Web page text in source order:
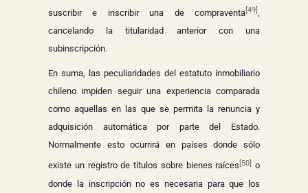
suscribir e inscribir una de compraventa[49],
cancelando la titularidad anterior con una
subinscripción.
En suma, las peculiaridades del estatuto inmobiliario
chileno impiden seguir una experiencia comparada
como aquellas en las que se permita la renuncia y
adquisición automática por parte del Estado.
Normalmente esto ocurrirá en países donde sólo
existe un registro de títulos sobre bienes raíces[50] o
donde la inscripción no es necesaria para que los